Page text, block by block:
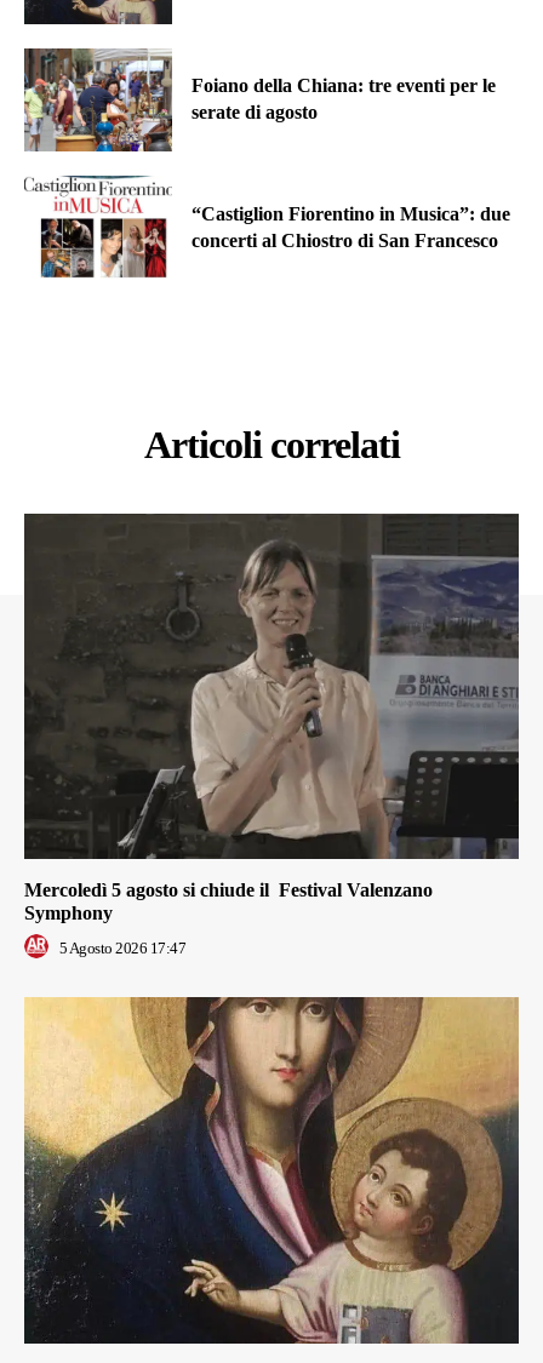
Foiano della Chiana: tre eventi per le
serate di agosto
“Castiglion Fiorentino in Musica”: due
concerti al Chiostro di San Francesco
Articoli correlati
Mercoledì 5 agosto si chiude il Festival Valenzano
Symphony
5 Agosto 2026 17:47